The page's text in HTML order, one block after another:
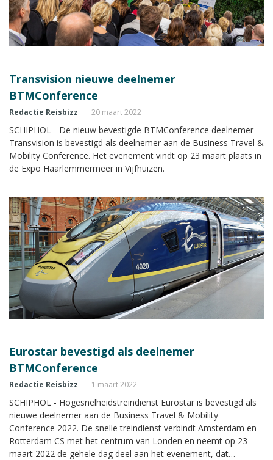
Transvision nieuwe deelnemer
BTMConference
Redactie Reisbizz 20 maart 2022
SCHIPHOL - De nieuw bevestigde BTMConference deelnemer
Transvision is bevestigd als deelnemer aan de Business Travel &
Mobility Conference. Het evenement vindt op 23 maart plaats in
de Expo Haarlemmermeer in Vijfhuizen.
Eurostar bevestigd als deelnemer
BTMConference
Redactie Reisbizz 1 maart 2022
SCHIPHOL - Hogesnelheidstreindienst Eurostar is bevestigd als
nieuwe deelnemer aan de Business Travel & Mobility
Conference 2022. De snelle treindienst verbindt Amsterdam en
Rotterdam CS met het centrum van Londen en neemt op 23
maart 2022 de gehele dag deel aan het evenement, dat